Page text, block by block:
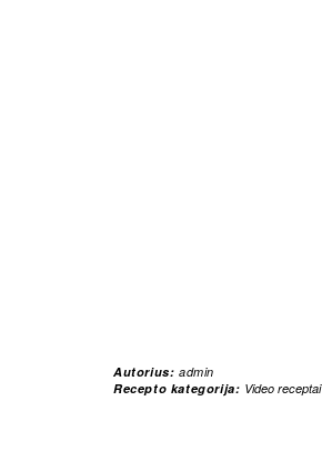
Autorius: admin
Recepto kategorija: Video receptai